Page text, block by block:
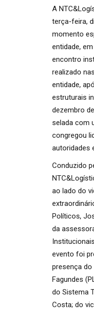
A
terça-feira,
momento
entidade,
encontro
realizado
entidade,
estruturais
dezembro
selada com
congregou
autoridades
Conduzido
ao lado do
Políticos,
da
evento foi
presença do
Fagundes
do Sistema
Costa; do